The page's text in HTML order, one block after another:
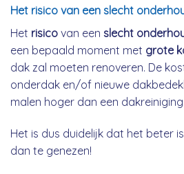
Het risico van een slecht
Het risico van een slecht
een bepaald moment met grote
dak zal moeten renoveren. De
onderdak en/of nieuwe
malen hoger dan een dakreiniging.
Het is dus duidelijk dat het beter
dan te genezen!